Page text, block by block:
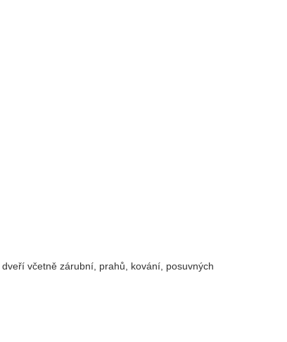
dveří včetně zárubní, prahů, kování, posuvných